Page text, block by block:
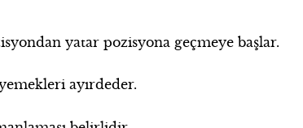
yatar pozisyona geçmeye başlar.
ayırdeder.